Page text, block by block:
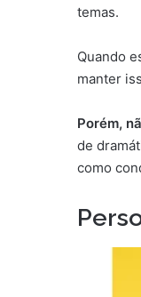
temas.
Quando
manter
Porém,
de
como